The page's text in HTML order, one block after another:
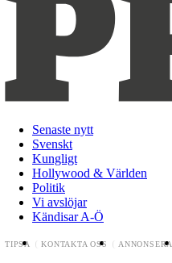
Senaste nytt
Svenskt
Kungligt
Hollywood & Världen
Politik
Vi avslöjar
Kändisar A-Ö
TIPSA KONTAKTA OSS ANNONSERA